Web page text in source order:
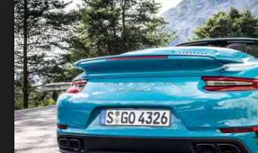
"Datenschutz" klicken.